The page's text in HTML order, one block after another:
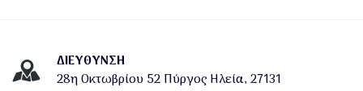
ΔΙΕΎΘΥΝΣΗ
28η Οκτωβρίου 52 Πύργος Ηλεία, 27131